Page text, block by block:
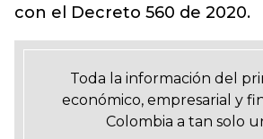
con el Decreto 560 de 2020.
Toda la información del
económico, empresarial y
Colombia a tan solo